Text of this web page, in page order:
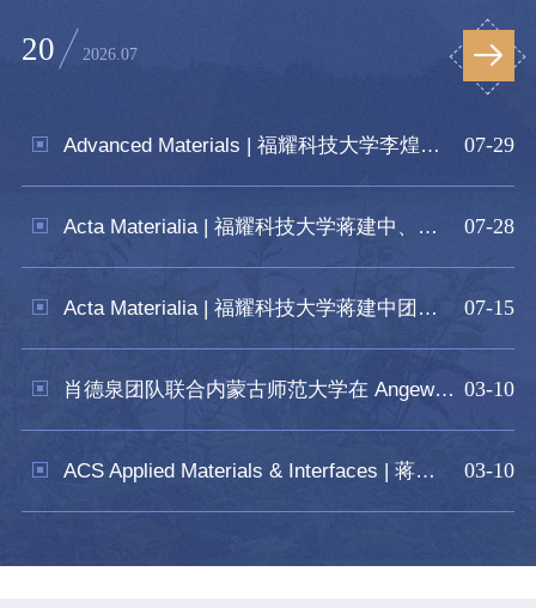
刊《Advanced Science》上发表题为“金属玻璃回春过程中原子团
簇调控与力学性能关联机制研究”的最新研究成果。研究团队通过系
统分析力学回春、温度回春等多种工艺条件下的微结构演变特征，
的调控图谱。基于该理论框架的大量对比分析发现，当前主流金属
玻璃设计方法虽然在微量元素添加或二次相复合等宏观策略上有所
探索，...
20 2026.07
Advanced Materials | 福耀科技大学李煌旭联合港理工、港城大在钠离子电池NASICON正极材料缺陷调控方面... 07-29
Acta Materialia | 福耀科技大学蒋建中、石仁海团队在《Acta Materialia》上发表金属压卡效应多尺度预测... 07-28
Acta Materialia | 福耀科技大学蒋建中团队联合大湾区大学/中科院金属所在《Acta Materialia》上发表TiZ... 07-15
肖德泉团队联合内蒙古师范大学在 Angew 发表非晶态复合氧化物 PEM 催化剂成果 03-10
ACS Applied Materials & Interfaces | 蒋建中团队揭示分子界面工程新机制，高效提升反式钙钛矿太阳能电... 03-10